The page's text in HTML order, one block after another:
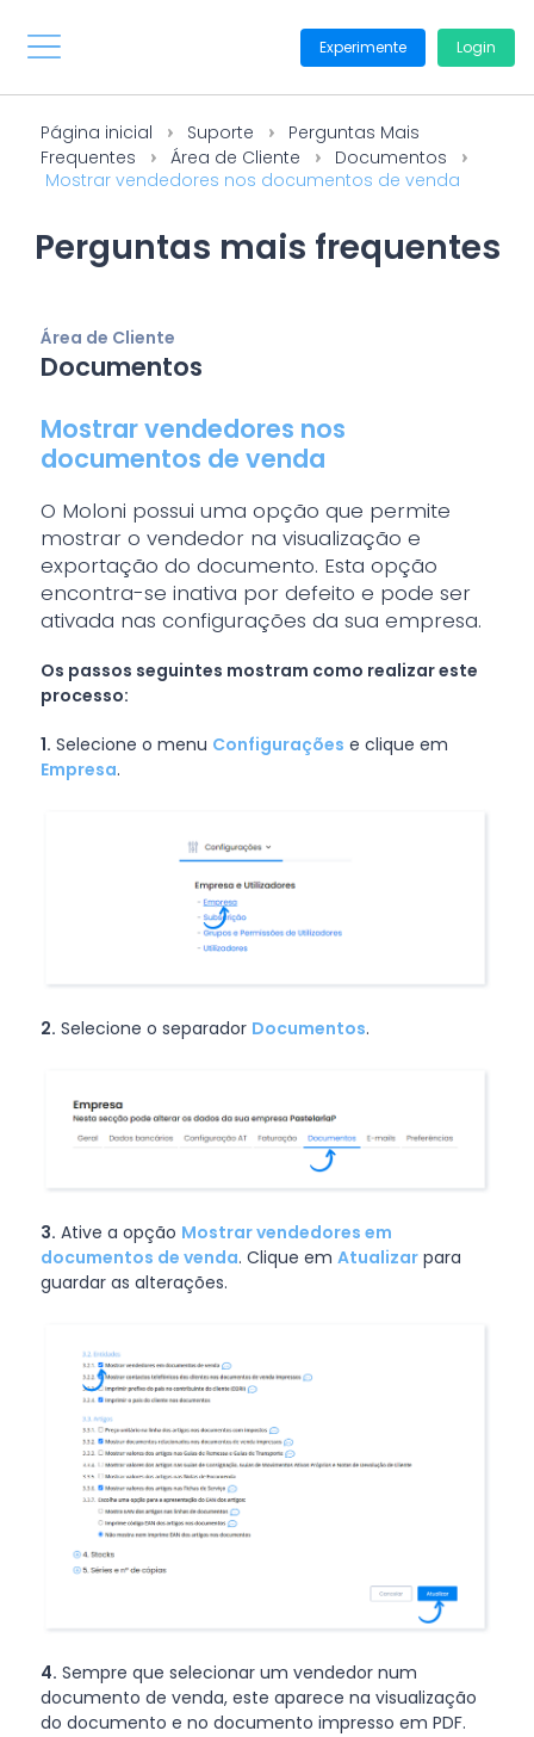
Experimente Login
Página inicial Suporte
Perguntas Mais
Frequentes
Área de Cliente
Documentos
Mostrar vendedores nos documentos de venda
Perguntas mais frequentes
Área de Cliente
Documentos
Mostrar vendedores nos
documentos de venda
O Moloni possui uma opção que permite
mostrar o vendedor na visualização e
exportação do documento. Esta opção
encontra-se inativa por defeito e pode ser
ativada nas configurações da sua empresa.
Os passos seguintes mostram como realizar este
processo:
1. Selecione o menu Configurações e clique em
Empresa.
2. Selecione o separador Documentos.
3. Ative a opção Mostrar vendedores em
documentos de venda. Clique em Atualizarpara
guardar as alterações.
4. Sempre que selecionar um vendedor num
documento de venda, este aparece na visualização
do documento e no documento impresso em PDF.